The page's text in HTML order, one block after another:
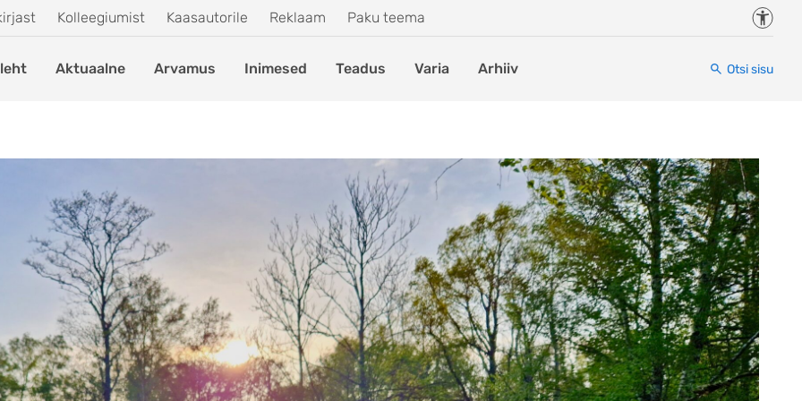
Kolleegiumist Kaasautorile Reklaam Paku teema
Aktuaalne Arvamus Inimesed Teadus Varia Arhiiv Otsi sisu